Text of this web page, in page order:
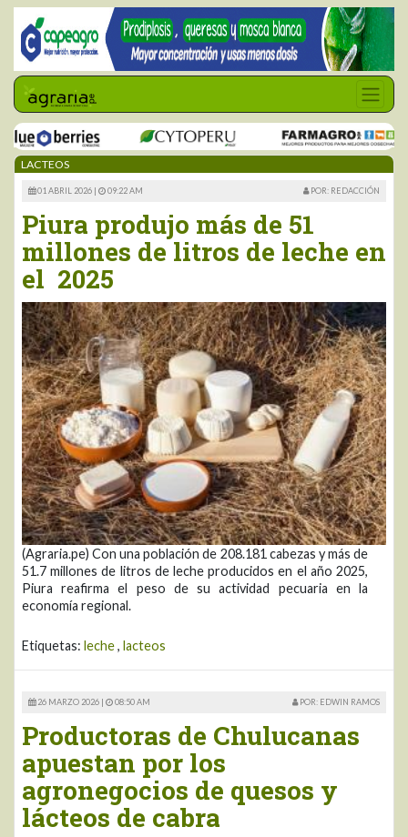
LACTEOS
01 ABRIL 2026 | 09:22 AM POR: REDACCIÓN
Piura produjo más de 51
millones de litros de leche en
el 2025
(Agraria.pe) Con una población de 208.181 cabezas y más de
51.7 millones de litros de leche producidos en el año 2025,
Piura reafirma el peso de su actividad pecuaria en la
economía regional.
Etiquetas: leche, lacteos
26 MARZO 2026 | 08:50 AM POR: EDWIN RAMOS
Productoras de Chulucanas
apuestan por los
agronegocios de quesos y
lácteos de cabra